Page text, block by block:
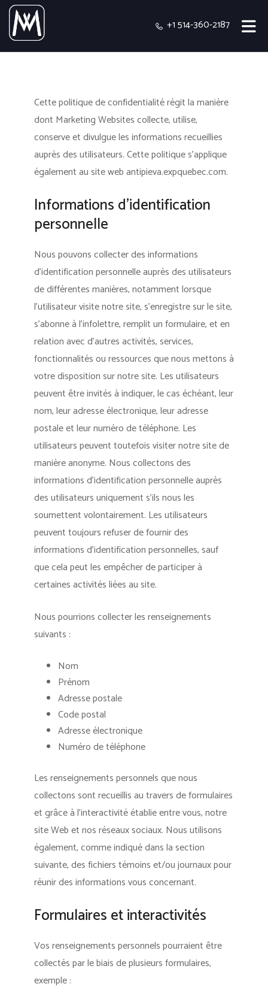
+1 514-360-2187
Cette politique de confidentialité régit la manière
dont Marketing Websites collecte, utilise,
conserve et divulgue les informations recueillies
auprès des utilisateurs.Cette politique s'applique
également au site web antipieva.expquebec.com.
Informations d’identification
personnelle
Nous pouvons collecter des informations
d’identification personnelle auprès des utilisateurs
de différentes manières, notamment lorsque
l’utilisateur visite notre site, s’enregistre sur le site,
s’abonne à l’infolettre, remplit un formulaire, et en
relation avec d’autres activités, services,
fonctionnalités ou ressources que nous mettons à
votre disposition sur notre site. Les utilisateurs
peuvent être invités à indiquer, le cas échéant, leur
nom, leur adresse électronique, leur adresse
postale et leur numéro de téléphone. Les
utilisateurs peuvent toutefois visiter notre site de
manière anonyme. Nous collectons des
informations d’identification personnelle auprès
des utilisateurs uniquement s’ils nous les
soumettent volontairement. Les utilisateurs
peuvent toujours refuser de fournir des
informations d’identification personnelles, sauf
que cela peut les empêcher de participer à
certaines activités liées au site.
Nous pourrions collecter les renseignements
suivants :
Nom
Prénom
Adresse postale
Code postal
Adresse électronique
Numéro de téléphone
Les renseignements personnels que nous
collectons sont recueillis au travers de formulaires
et grâce à l’interactivité établie entre vous, notre
site Web et nos réseaux sociaux. Nous utilisons
également, comme indiqué dans la section
suivante, des fichiers témoins et/ou journaux pour
réunir des informations vous concernant.
Formulaires et interactivités
Vos renseignements personnels pourraient être
collectés par le biais de plusieurs formulaires,
exemple :